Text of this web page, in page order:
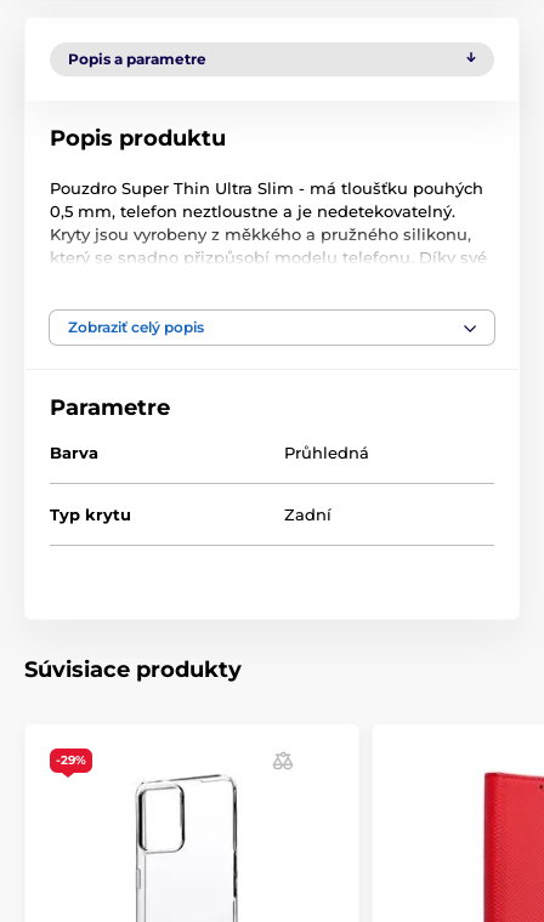
Popis a parametre
Popis produktu
Pouzdro Super Thin Ultra Slim - má tloušťku pouhých
0,5 mm, telefon neztloustne a je nedetekovatelný.
Kryty jsou vyrobeny z měkkého a pružného silikonu,
který se snadno přizpůsobí modelu telefonu. Díky své
reliéf, který zabraňuje hromadění vodní páry a pevný
materiál chrání zařízení před poškrábáním a drobným
telefonu, které usnadňují její volné cvičení, aniž byste
museli pouzdro sundávat. Materiál: Měkký silikon
Tloušťka: 0,5 mm Barva: Transparentní
Zobraziť celý popis
Parametre
Barva Průhledná
Typ krytu Zadní
Súvisiace produkty
-29%